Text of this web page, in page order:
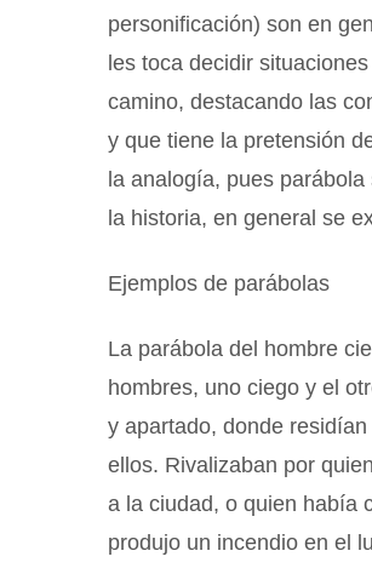
personificación) son en
les toca decidir
camino, destacando las
y que tiene la pretensión
la analogía, pues
la historia, en general se
Ejemplos de parábolas
La parábola del hombre
hombres, uno ciego y el
y apartado, donde
ellos. Rivalizaban por
a la ciudad, o quien había
produjo un incendio en el